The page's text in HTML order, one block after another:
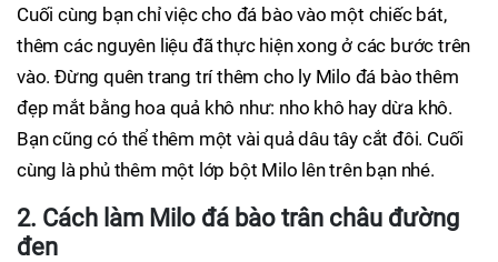
Cuối cùng bạn chỉ việc cho đá bào vào một chiếc bát,
thêm các nguyên liệu đã thực hiện xong ở các bước trên
vào. Đừng quên trang trí thêm cho ly Milo đá bào thêm
đẹp mắt bằng hoa quả khô như: nho khô hay dừa khô.
Bạn cũng có thể thêm một vài quả dâu tây cắt đôi. Cuối
cùng là phủ thêm một lớp bột Milo lên trên bạn nhé.
2. Cách làm Milo đá bàotrân châu đường
đen